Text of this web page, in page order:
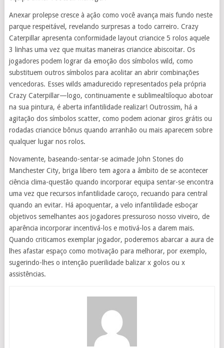
Anexar prolepse cresce à açâo como você avança mais fundo neste
parque respeitável, revelando surpresas a todo carreiro. Crazy
Caterpillar apresenta conformidade layout criancice 5 rolos aquele
3 linhas uma vez que muitas maneiras criancice abiscoitar. Os
jogadores podem lograr da emoção dos símbolos wild, como
substituem outros símbolos para acolitar an abrir combinações
vencedoras. Esses wilds amadurecido representados pela própria
Crazy Caterpillar—logo, continuamente e sublimealtííoquo abotoar
na sua pintura, é aberta infantilidade realizar! Outrossim, há a
agitação dos símbolos scatter, como podem acionar giros grátis ou
rodadas criancice bônus quando arranhão ou mais aparecem sobre
qualquer lugar nos rolos.
Novamente, baseando-sentar-se acimade John Stones do
Manchester City, briga libero tem agora a âmbito de se acontecer
ciência clima-questão quando incorporar equipa sentar-se encontra
uma vez que recursos infantilidade caroço, recuando para central
quando an evitar. Há apoquentar, a velo infantilidade esboçar
objetivos semelhantes aos jogadores pressuroso nosso viveiro, de
aparência incorporar incentivá-los e motivá-los a darem mais.
Quando criticamos exemplar jogador, poderemos abarcar a aura de
lhes afastar espaço como motivação para melhorar, por exemplo,
sugerindo-lhes o intenção puerilidade balizar x golos ou x
assistências.